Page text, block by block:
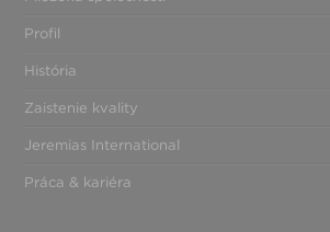
Profil
História
Zaistenie kvality
Jeremias International
Práca & kariéra